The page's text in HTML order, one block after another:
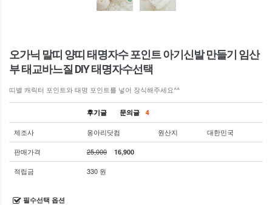
오가닉 말띠 양띠 태명자수 포인트 아기신발 만들기 임산
부 태교바느질 DIY 태명자수선택
띠별 캐릭터 포인트와 태명 포인트를 넣어 장식해주세요^^
후기글 문의글 4
제조사 옹아리닷컴 원산지
대한민국
판매가격
25,000 16,900
적립금 330 원
필수선택 옵션